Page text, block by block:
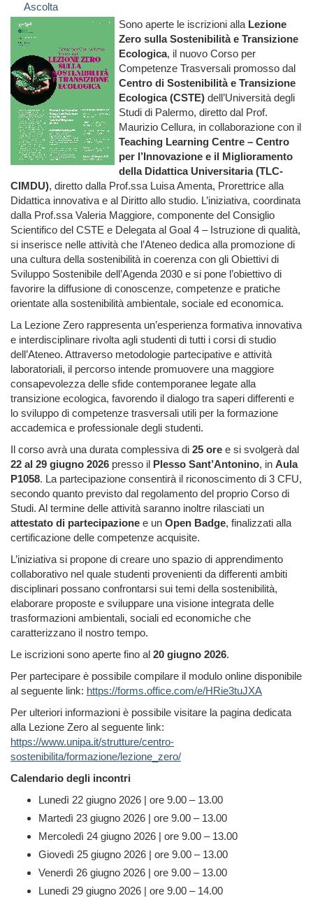
Ascolta
Sono aperte le iscrizioni alla Lezione
Zero sulla Sostenibilità e Transizione
Ecologica, il nuovo Corso per
Competenze Trasversali promosso dal
Centro di Sostenibilità e Transizione
Ecologica (CSTE) dell’Università degli
Studi di Palermo, diretto dal Prof.
Maurizio Cellura, in collaborazione con il
Teaching Learning Centre – Centro
per l’Innovazione e il Miglioramento
della Didattica Universitaria (TLC-
CIMDU), diretto dalla Prof.ssa Luisa Amenta, Prorettrice alla
Didattica innovativa e al Diritto allo studio. L’iniziativa, coordinata
dalla Prof.ssa Valeria Maggiore, componente del Consiglio
Scientifico del CSTE e Delegata al Goal 4 – Istruzione di qualità,
si inserisce nelle attività che l’Ateneo dedica alla promozione di
una cultura della sostenibilità in coerenza con gli Obiettivi di
Sviluppo Sostenibile dell’Agenda 2030 e si pone l’obiettivo di
favorire la diffusione di conoscenze, competenze e pratiche
orientate alla sostenibilità ambientale, sociale ed economica.
La Lezione Zero rappresenta un’esperienza formativa innovativa
e interdisciplinare rivolta agli studenti di tutti i corsi di studio
dell’Ateneo. Attraverso metodologie partecipative e attività
laboratoriali, il percorso intende promuovere una maggiore
consapevolezza delle sfide contemporanee legate alla
transizione ecologica, favorendo il dialogo tra saperi differenti e
lo sviluppo di competenze trasversali utili per la formazione
accademica e professionale degli studenti.
Il corso avrà una durata complessiva di 25 ore e si svolgerà dal
22 al 29 giugno 2026 presso il Plesso Sant’Antonino, in Aula
P1058. La partecipazione consentirà il riconoscimento di 3 CFU,
secondo quanto previsto dal regolamento del proprio Corso di
Studi. Al termine delle attività saranno inoltre rilasciati un
attestato di partecipazione e un Open Badge, finalizzati alla
certificazione delle competenze acquisite.
L’iniziativa si propone di creare uno spazio di apprendimento
collaborativo nel quale studenti provenienti da differenti ambiti
disciplinari possano confrontarsi sui temi della sostenibilità,
elaborare proposte e sviluppare una visione integrata delle
trasformazioni ambientali, sociali ed economiche che
caratterizzano il nostro tempo.
Le iscrizioni sono aperte fino al 20 giugno 2026.
Per partecipare è possibile compilare il modulo online disponibile
al seguente link: https://forms.office.com/e/HRie3tuJXA
Per ulteriori informazioni è possibile visitare la pagina dedicata
alla Lezione Zero al seguente link:
https://www.unipa.it/strutture/centro-
sostenibilita/formazione/lezione_zero/
Calendario degli incontri
Lunedì 22 giugno 2026 | ore 9.00 – 13.00
Martedì 23 giugno 2026 | ore 9.00 – 13.00
Mercoledì 24 giugno 2026 | ore 9.00 – 13.00
Giovedì 25 giugno 2026 | ore 9.00 – 13.00
Venerdì 26 giugno 2026 | ore 9.00 – 13.00
Lunedì 29 giugno 2026 | ore 9.00 – 14.00